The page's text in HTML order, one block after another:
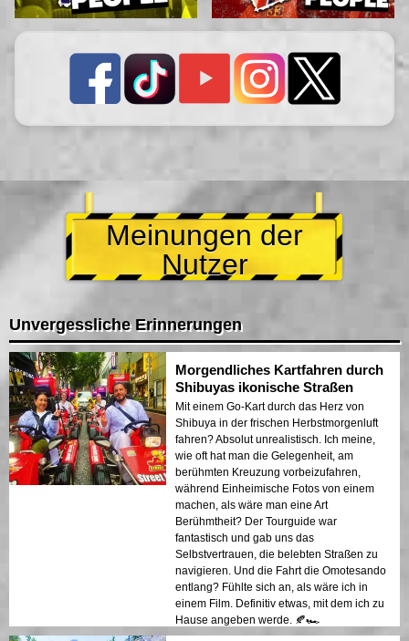
Meinungen der
Nutzer
Unvergessliche Erinnerungen
Morgendliches Kartfahren durch
Shibuyas ikonische Straßen
Mit einem Go-Kart durch das Herz von
Shibuya in der frischen Herbstmorgenluft
fahren? Absolut unrealistisch. Ich meine,
wie oft hat man die Gelegenheit, am
berühmten Kreuzung vorbeizufahren,
während Einheimische Fotos von einem
machen, als wäre man eine Art
Berühmtheit? Der Tourguide war
fantastisch und gab uns das
Selbstvertrauen, die belebten Straßen zu
navigieren. Und die Fahrt die Omotesando
entlang? Fühlte sich an, als wäre ich in
einem Film. Definitiv etwas, mit dem ich zu
Hause angeben werde. 🍂🏎️